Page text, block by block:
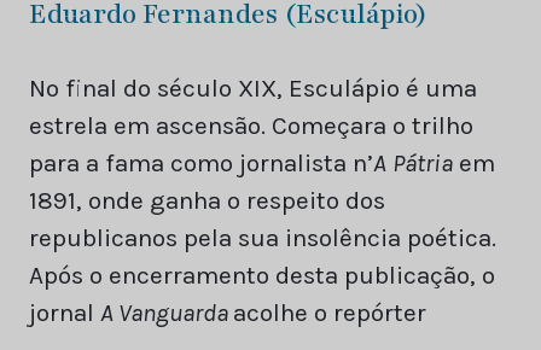
Eduardo Fernandes (Esculápio)
No final do século XIX, Esculápio é uma
estrela em ascensão. Começara o trilho
para a fama como jornalista n’A Pátria em
1891, onde ganha o respeito dos
republicanos pela sua insolência poética.
Após o encerramento desta publicação, o
jornal A Vanguarda acolhe o repórter